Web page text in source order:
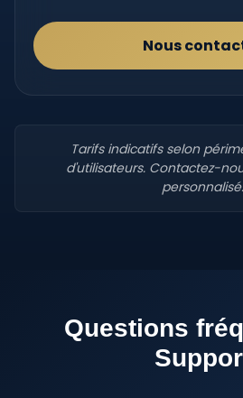
Nous
Tarifs indicatifs selon
d'utilisateurs. Contactez-
personnalisé.
Questions